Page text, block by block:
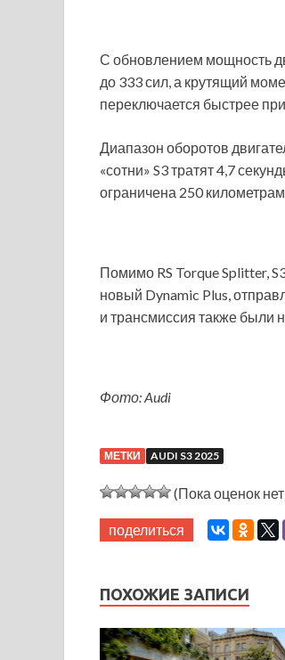
С обновлением мощность
до 333 сил, а крутящий
переключается быстрее
Диапазон оборотов
«сотни» S3 тратят 4,7
ограничена 250
Помимо RS Torque Splitter,
новый Dynamic Plus,
и трансмиссия также были
Фото: Audi
МЕТКИ AUDI S3 2025
(Пока оценок
поделиться
ПОХОЖИЕ ЗАПИСИ